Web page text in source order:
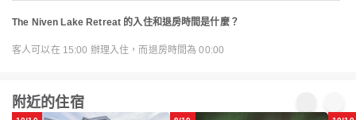
The Niven Lake Retreat 的入住和退房時間是什麼？
客人可以在 15:00 辦理入住，而退房時間為 00:00
附近的住宿